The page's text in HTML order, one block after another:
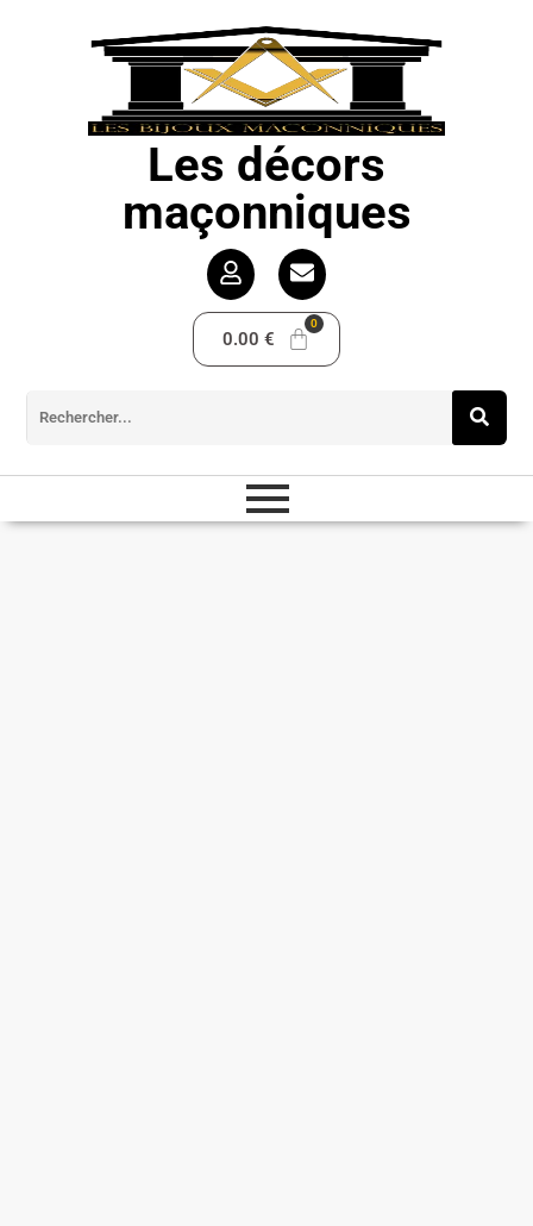
Les décors
maçonniques
0.00 €